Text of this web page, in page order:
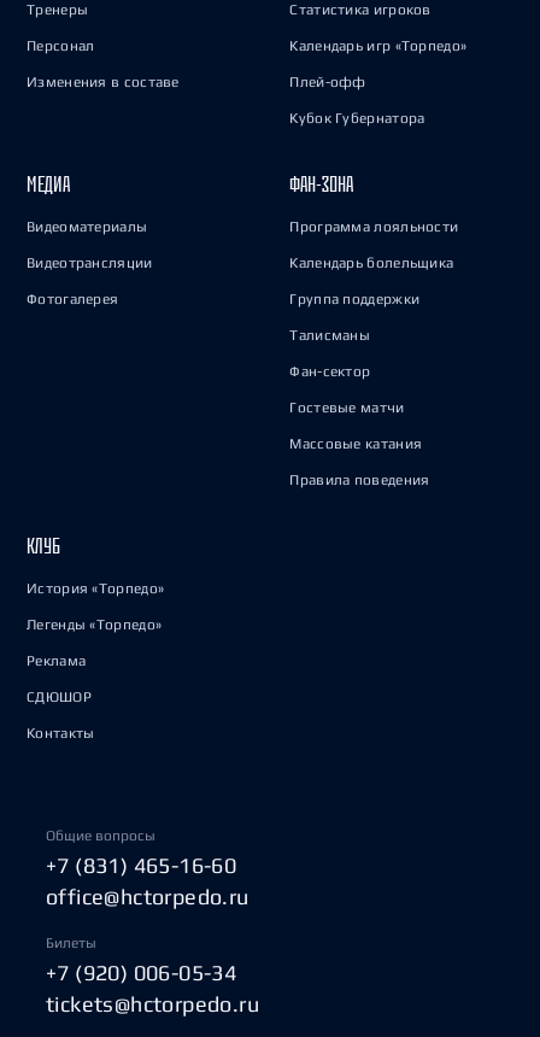
Тренеры
Персонал
Изменения в составе
Статистика игроков
Календарь игр «Торпедо»
Плей-офф
Кубок Губернатора
МЕДИА
Видеоматериалы
Видеотрансляции
Фотогалерея
ФАН-ЗОНА
Программа лояльности
Календарь болельщика
Группа поддержки
Талисманы
Фан-сектор
Гостевые матчи
Массовые катания
Правила поведения
КЛУБ
История «Торпедо»
Легенды «Торпедо»
Реклама
СДЮШОР
Контакты
Общие вопросы
+7 (831) 465-16-60
office@hctorpedo.ru
Билеты
+7 (920) 006-05-34
tickets@hctorpedo.ru